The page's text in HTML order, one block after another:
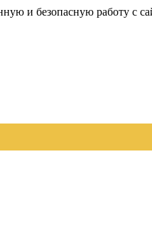
и безопасную работу с